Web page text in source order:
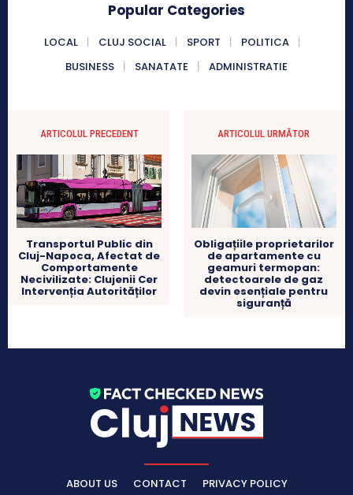
Popular Categories
LOCAL CLUJ SOCIAL SPORT
POLITICA
BUSINESS
SANATATE ADMINISTRATIE
ARTICOLUL PRECEDENT
Transportul Public din
Cluj-Napoca, Afectat de
Comportamente
Necivilizate: Clujenii Cer
Intervenția Autorităților
ARTICOLUL URMĂTOR
Obligațiile proprietarilor
de apartamente cu
geamuri termopan:
detectoarele de gaz
devin esențiale pentru
siguranță
ABOUT US CONTACT PRIVACY POLICY